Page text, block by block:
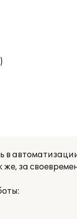
же, за